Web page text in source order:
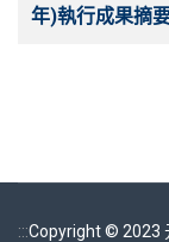
年)執行成果摘
:::Copyright © 2023